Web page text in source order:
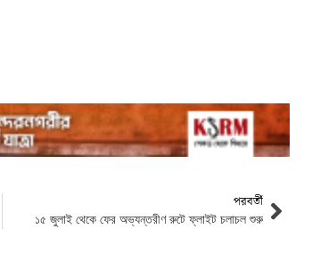
পরবর্তী
১৫ জুলাই থেকে ফের অভ্যন্তরীণ রুটে ফ্লাইট চলাচল শুরু